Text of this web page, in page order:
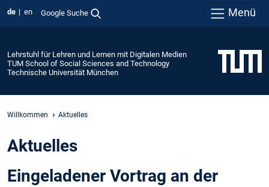
de en Google Suche Menü
Lehrstuhl für Lehren und Lernen mit Digitalen Medien
TUM School of Social Sciences and Technology
Technische Universität München
Willkommen Aktuelles
Aktuelles
Eingeladener Vortrag an der